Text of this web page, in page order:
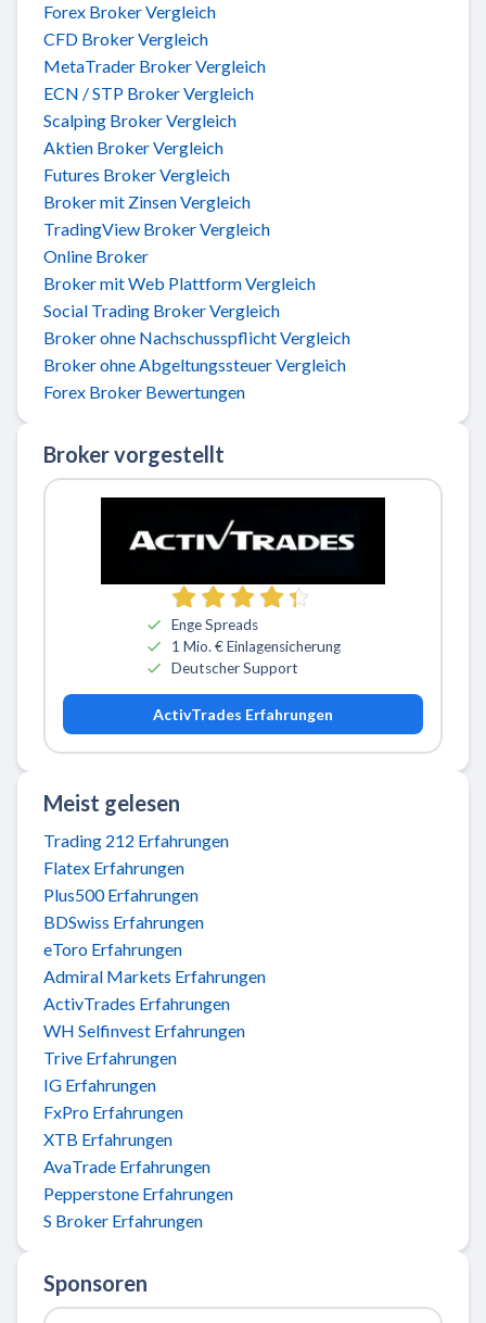
Forex Broker Vergleich
CFD Broker Vergleich
MetaTrader Broker Vergleich
ECN / STP Broker Vergleich
Scalping Broker Vergleich
Aktien Broker Vergleich
Futures Broker Vergleich
Broker mit Zinsen Vergleich
TradingView Broker Vergleich
Online Broker
Broker mit Web Plattform Vergleich
Social Trading Broker Vergleich
Broker ohne Nachschusspflicht Vergleich
Broker ohne Abgeltungssteuer Vergleich
Forex Broker Bewertungen
Broker vorgestellt
Zu ActivTrades
Enge Spreads
1 Mio. € Einlagensicherung
Deutscher Support
ActivTrades Erfahrungen
Meist gelesen
Trading 212 Erfahrungen
Flatex Erfahrungen
Plus500 Erfahrungen
BDSwiss Erfahrungen
eToro Erfahrungen
Admiral Markets Erfahrungen
ActivTrades Erfahrungen
WH Selfinvest Erfahrungen
Trive Erfahrungen
IG Erfahrungen
FxPro Erfahrungen
XTB Erfahrungen
AvaTrade Erfahrungen
Pepperstone Erfahrungen
S Broker Erfahrungen
Sponsoren